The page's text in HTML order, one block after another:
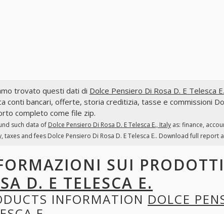
trovato questi dati di Dolce Pensiero Di Rosa D. E Telesca
conti bancari, offerte, storia creditizia, tasse e commissioni
completo come file zip.
such data of Dolce Pensiero Di Rosa D. E Telesca E., Italyas: finance,
taxes and fees Dolce Pensiero Di Rosa D. E Telesca E.. Download full report
SUI PRODOTTI
D. E TELESCA E.
INFORMATION DOLCE